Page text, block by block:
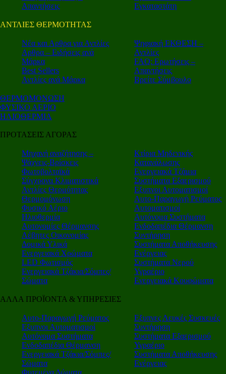
Απαντήσεις
Εγκαταστάτη
ΑΝΤΛΙΕΣ ΘΕΡΜΟΤΗΤΑΣ
Nέα και Αρθρα για Αντλίες
Αρθρα – Ειδήσεις ανά
Μάρκα
Best Sellers
Αντλίες ανά Μάρκα
Ψηφιακή ΕΚΘΕΣΗ –
Αντλίες
FAQ: Ερωτήσεις –
Απαντήσεις
Βρείτε Σύμβουλο
ΘΕΡΜΟΜΟΝΩΣΗ
ΦΥΣΙΚΟ ΑΕΡΙΟ
ΗΛΙΟΘΕΡΜΙΑ
ΠΡΟΤΑΣΕΙΣ ΑΓΟΡΑΣ
Μηχανή αναζήτησης –
Ψάχνεις-Βρίσκεις
Φωτοβολταϊκά
Σύγχρονα Κλιματιστικά
Αντλίες Θερμότητας
Θερμομόνωση
Φυσικό Αέριο
Ηλιοθερμία
Αυτονομίες Θέρμανσης
Λέβητες Οικονομίας
Δομικά Υλικά
Ενεργειακά Χρώματα
LED Φωτισμός
Ενεργειακά Τζάκια/Σόμπες/
Σώματα
Κτίρια Μηδενικής
Κατανάλωσης
Ενεργειακά Τζάμια
Συστήματα Εξαερισμού
Εξυπνοι Αυτοματισμοί
Αυτο-Παραγωγή Ρεύματος
Αυτοματισμοί
Αυτόνομα Συστήματα
Ενδοδαπέδια Θέρμανση
Συντήρηση
Συστήματα Αποθήκευσης
Ενέργειας
Συστήματα Νερού
Υγραέριο
Ενεργειακά Κουφώματα
ΑΛΛΑ ΠΡΟΪΟΝΤΑ & ΥΠΗΡΕΣΙΕΣ
Αυτο-Παραγωγή Ρεύματος
Εξυπνοι Αυτοματισμοί
Αυτόνομα Συστήματα
Ενδοδαπέδια Θέρμανση
Ενεργειακά Τζάκια/Σόμπες/
Σώματα
Φυτεμένα Δώματα
Εξυπνες Λευκές Συσκευές
Συντήρηση
Συστήματα Εξαερισμού
Υγραέριο
Συστήματα Αποθήκευσης
Ενέργειας